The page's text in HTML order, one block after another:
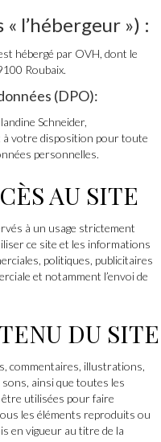
l’hébergeur ») :
hébergé par OVH, dont le
Roubaix.
(DPO):
Schneider,
à votre disposition pour toute
personnelles.
AU SITE
à un usage strictement
ce site et les informations
politiques, publicitaires
et notamment l’envoi de
DU SITE
commentaires, illustrations,
sons, ainsi que toutes les
utilisées pour faire
les éléments reproduits ou
en vigueur au titre de la